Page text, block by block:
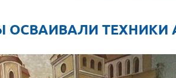
ОСВАИВАЛИ